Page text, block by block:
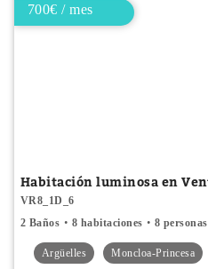
700€ / mes
Habitación luminosa en
VR8_1D_6
2 Baños
8 habitaciones 8
Argüelles Moncloa-Princesa